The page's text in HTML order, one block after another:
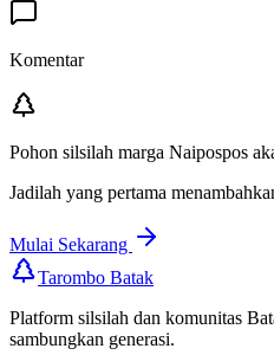
Komentar
Pohon silsilah marga Naipospos
Jadilah yang pertama
Mulai Sekarang
Tarombo Batak
Platform silsilah dan komunitas
sambungkan generasi.